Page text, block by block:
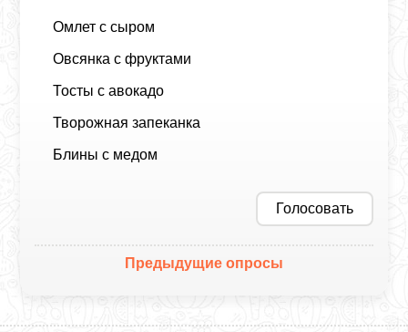
Омлет с сыром
Овсянка с фруктами
Тосты с авокадо
Творожная запеканка
Блины с медом
Голосовать
Предыдущие опросы